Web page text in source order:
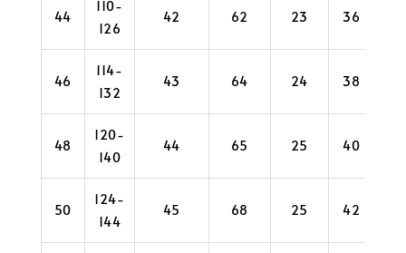
44
110-
126
42 62 23 36
46
114-
132
43 64 24 38
48
120-
140
44 65 25 40
50
124-
144
45 68 25 42